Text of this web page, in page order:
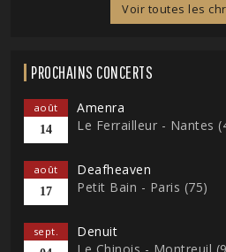
Voir toutes les
PROCHAINS CONCERTS
août
14
Amenra
Le Ferrailleur - Nantes
août
17
Deafheaven
Petit Bain - Paris (75)
sept.
Denuit
Le Chinois - Montreuil